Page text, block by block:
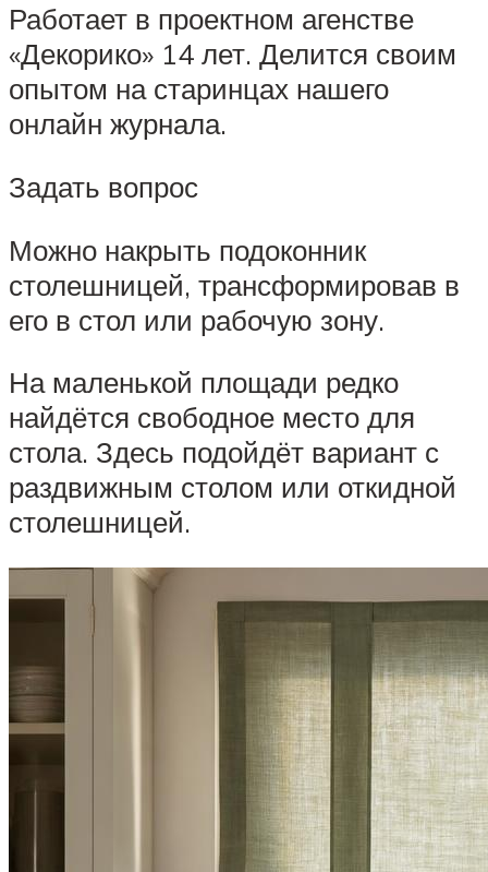
Работает в проектном агенстве
«Декорико» 14 лет. Делится своим
опытом на старинцах нашего
онлайн журнала.
Задать вопрос
Можно накрыть подоконник
столешницей, трансформировав в
его в стол или рабочую зону.
На маленькой площади редко
найдётся свободное место для
стола. Здесь подойдёт вариант с
раздвижным столом или откидной
столешницей.